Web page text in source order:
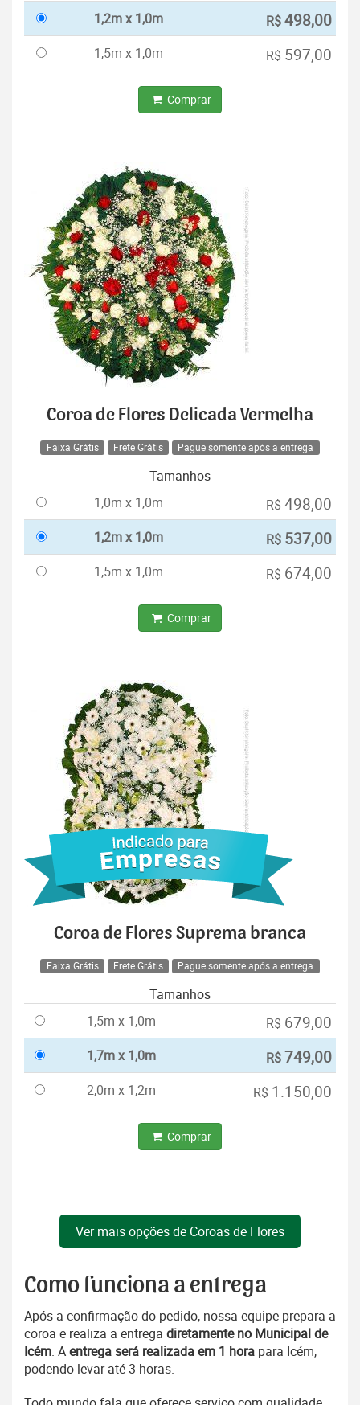
1,2m x 1,0m R$498,00
1,5m x 1,0m R$ 597,00
Comprar
Coroa de Flores Delicada Vermelha
Faixa Grátis Frete Grátis Pague somente após a entrega
Tamanhos
1,0m x 1,0m
R$ 498,00
1,2m x 1,0m R$ 537,00
1,5m x 1,0m R$ 674,00
Comprar
Coroa de Flores Suprema branca
Faixa Grátis Frete Grátis Pague somente após a entrega
Tamanhos
1,5m x 1,0m
R$ 679,00
1,7m x 1,0m R$749,00
2,0m x 1,2m R$ 1.150,00
Comprar
Ver mais opções de Coroas de Flores
Como funciona a entrega
Após a confirmação do pedido, nossa equipe prepara a
coroa e realiza a entrega diretamente no Municipal de
Icém. Aentrega será realizada em 1 hora para Icém,
podendo levar até 3 horas.